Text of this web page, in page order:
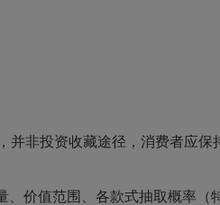
投资收藏途径，消费者应保
值范围、各款式抽取概率（